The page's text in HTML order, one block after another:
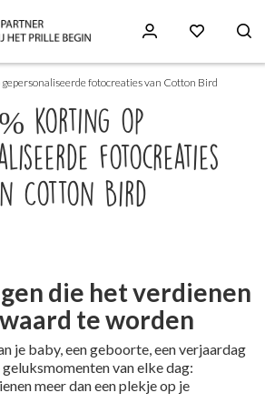
gepersonaliseerde fotocreaties van Cotton Bird
korting op
fotocreaties
Cotton Bird
die het verdienen
te worden
je baby, een geboorte, een verjaardag
van elke dag:
meer dan een plekje op je